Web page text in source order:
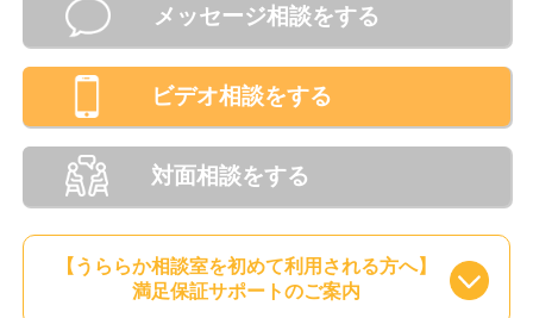
メッセージ相談をする
ビデオ相談をする
対面相談をする
【うららか相談室を初めて利用される方へ】
満足保証サポートのご案内